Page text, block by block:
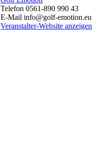
Telefon 0561-890 990 43
E-Mail info@golf-emotion.eu
Veranstalter-Website anzeigen